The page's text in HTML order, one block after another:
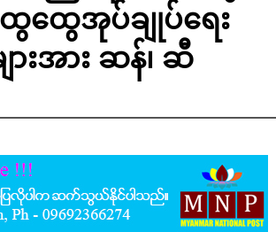
ထွေအုပ်ချုပ်ရေး
ားအား ဆန်၊ ဆီ